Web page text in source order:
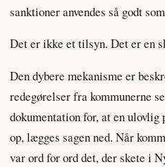
sanktioner anvendes så godt
Det er ikke et tilsyn. Det er en
Den dybere mekanisme er
redegørelser fra kommunerne
dokumentation for, at en
op, lægges sagen ned. Når
var ord for ord det, der skete i